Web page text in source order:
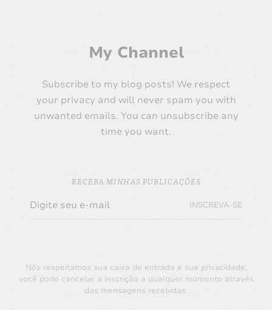
My Channel
Subscribe to my blog posts! We respect
your privacy and will never spam you with
unwanted emails. You can unsubscribe any
time you want.
RECEBA MINHAS PUBLICAÇÕES
INSCREVA-SE
Nós respeitamos sua caixa de entrada e sua privacidade,
você pode cancelar a inscrição a qualquer momento através
das mensagens recebidas.